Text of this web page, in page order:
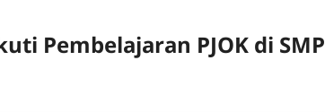
Pembelajaran PJOK di SMP